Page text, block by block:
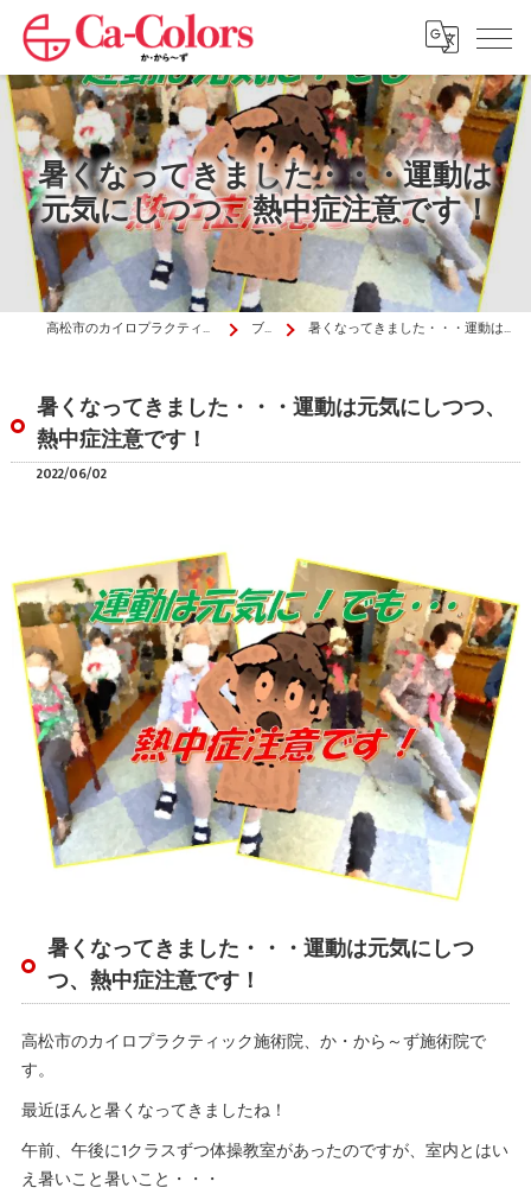
暑くなってきました・・・運動は
元気にしつつ、熱中症注意です！
高松市のカイロプラクティックはか・から～ず施術院 ブログ 暑くなってきました・・・運動は元気にしつつ、熱中症注意です！
暑くなってきました・・・運動は元気にしつつ、
熱中症注意です！
2022/06/02
暑くなってきました・・・運動は元気にしつ
つ、熱中症注意です！
高松市のカイロプラクティック施術院、か・から～ず施術院で
す。
最近ほんと暑くなってきましたね！
午前、午後に1クラスずつ体操教室があったのですが、室内とはい
え暑いこと暑いこと・・・